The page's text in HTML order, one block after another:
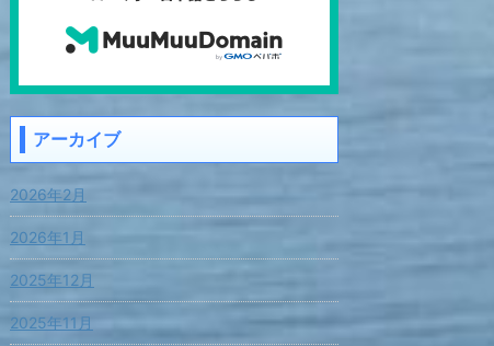
アーカイブ
2026年2月
2026年1月
2025年12月
2025年11月